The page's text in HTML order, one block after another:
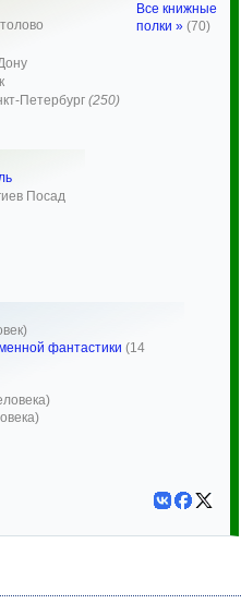
Петербург (250)
Посад
фантастики (14
Все книжные
полки » (70)